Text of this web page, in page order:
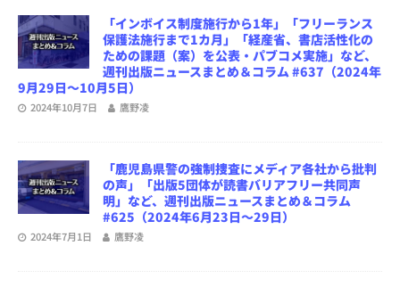
「インボイス制度施行から1年」「フリーランス
保護法施行まで1カ月」「経産省、書店活性化の
ための課題（案）を公表・パブコメ実施」など、
週刊出版ニュースまとめ＆コラム #637（2024年
9月29日～10月5日）
2024年10月7日 鷹野凌
「鹿児島県警の強制捜査にメディア各社から批判
の声」「出版5団体が読書バリアフリー共同声
明」など、週刊出版ニュースまとめ＆コラム
#625（2024年6月23日～29日）
2024年7月1日 鷹野凌